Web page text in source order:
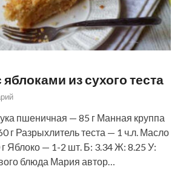
из сухого теста
пшеничная — 85 г Манная круппа
г Разрыхлитель теста — 1 ч.л. Масло
Яблоко — 1-2 шт. Б: 3.34 Ж: 8.25 У:
блюда Мария автор…